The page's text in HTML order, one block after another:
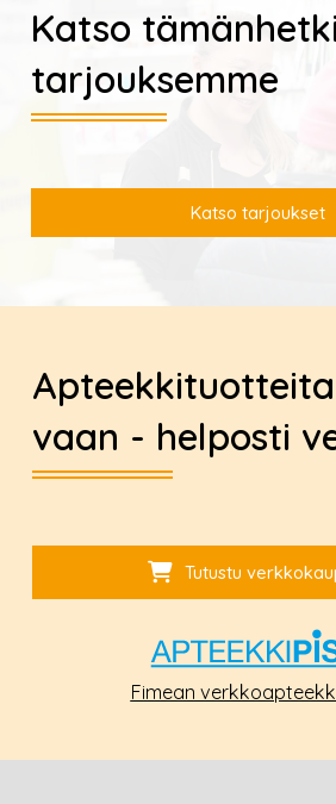
Katso
tarjouksemme
Katso tarjoukset
vaan - helposti
Tutustu
Fimean